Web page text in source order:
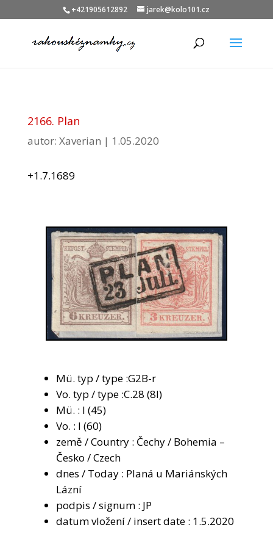
+421905612892 jarek@kolo101.cz
2166. Plan
autor: Xaverian | 1.05.2020
+1.7.1689
Mü. typ / type :G2B-r
Vo. typ / type :C.28 (8I)
Mü. : I (45)
Vo. : I (60)
země / Country : Čechy / Bohemia –
Česko / Czech
dnes / Today : Planá u Mariánských
Lázní
podpis / signum : JP
datum vložení / insert date : 1.5.2020